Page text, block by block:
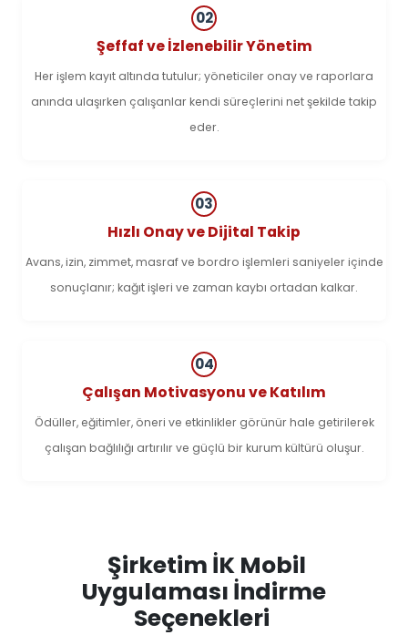
02
Şeffaf ve İzlenebilir Yönetim
Her işlem kayıt altında tutulur; yöneticiler onay ve raporlara
anında ulaşırken çalışanlar kendi süreçlerini net şekilde takip
eder.
03
Hızlı Onay ve Dijital Takip
Avans, izin, zimmet, masraf ve bordro işlemleri saniyeler içinde
sonuçlanır; kağıt işleri ve zaman kaybı ortadan kalkar.
04
Çalışan Motivasyonu ve Katılım
Ödüller, eğitimler, öneri ve etkinlikler görünür hale getirilerek
çalışan bağlılığı artırılır ve güçlü bir kurum kültürü oluşur.
Şirketim İK Mobil
Uygulaması İndirme
Seçenekleri